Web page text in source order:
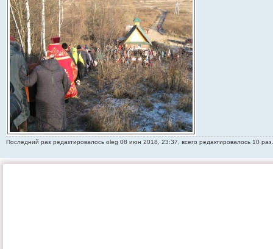
Последний раз редактировалось oleg 08 июн 2018, 23:37, всего редактировалось 10 раз.